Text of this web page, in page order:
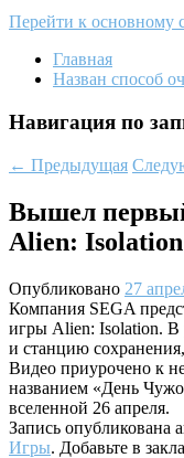
Перейти к основному
Главная
Назван способ
Навигация по
← Предыдущая
Вышел
Alien: Isolation
Опубликовано 27
Компания SEGA
игры Alien: Isolation. В
и станцию
Видео приурочено к
названием «День
вселенной 26 апреля.
Запись опубликована
Игры. Добавьте в